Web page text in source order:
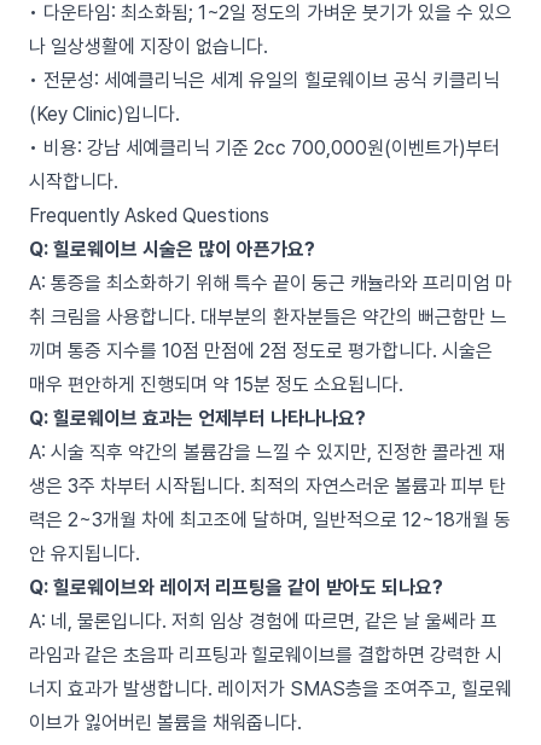
• 다운타임: 최소화됨; 1~2일 정도의 가벼운 붓기가 있을 수 있으
나 일상생활에 지장이 없습니다.
• 전문성: 세예클리닉은 세계 유일의 힐로웨이브 공식 키클리닉
(Key Clinic)입니다.
• 비용: 강남 세예클리닉 기준 2cc 700,000원(이벤트가)부터
시작합니다.
Frequently Asked Questions
Q: 힐로웨이브 시술은 많이 아픈가요?
A: 통증을 최소화하기 위해 특수 끝이 둥근 캐뉼라와 프리미엄 마
취 크림을 사용합니다. 대부분의 환자분들은 약간의 뻐근함만 느
끼며 통증 지수를 10점 만점에 2점 정도로 평가합니다. 시술은
매우 편안하게 진행되며 약 15분 정도 소요됩니다.
Q: 힐로웨이브 효과는 언제부터 나타나나요?
A: 시술 직후 약간의 볼륨감을 느낄 수 있지만, 진정한 콜라겐 재
생은 3주 차부터 시작됩니다. 최적의 자연스러운 볼륨과 피부 탄
력은 2~3개월 차에 최고조에 달하며, 일반적으로 12~18개월 동
안 유지됩니다.
Q: 힐로웨이브와 레이저 리프팅을 같이 받아도 되나요?
A: 네, 물론입니다. 저희 임상 경험에 따르면, 같은 날 울쎄라 프
라임과 같은 초음파 리프팅과 힐로웨이브를 결합하면 강력한 시
너지 효과가 발생합니다. 레이저가 SMAS층을 조여주고, 힐로웨
이브가 잃어버린 볼륨을 채워줍니다.